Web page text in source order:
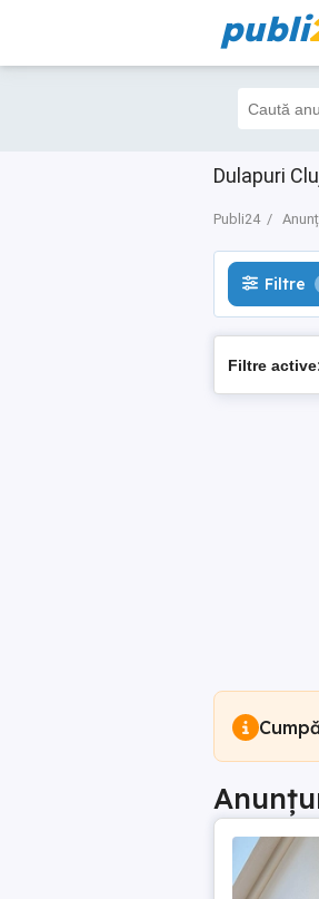
publi
Dulapuri
Publi24
Filtre 3
Filtre
Filtre